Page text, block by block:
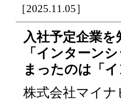
［2025.11.05］
入社予定企業
「インターン
まったのは「
株式会社マイナ